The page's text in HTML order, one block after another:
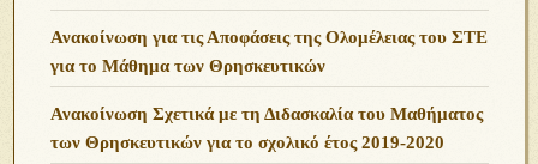
Ανακοίνωση για τις Αποφάσεις της Ολομέλειας του ΣΤΕ
για το Μάθημα των Θρησκευτικών
Ανακοίνωση Σχετικά με τη Διδασκαλία του Μαθήματος
των Θρησκευτικών για το σχολικό έτος 2019-2020